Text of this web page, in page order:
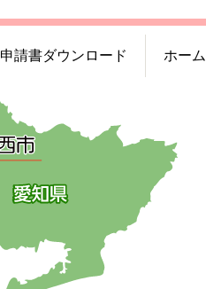
申請書ダウンロード ホー